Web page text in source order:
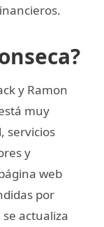
y Ramon
muy
servicios
y
web
por
actualiza